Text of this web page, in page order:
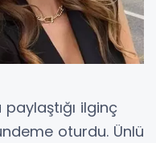
ilginç
oturdu. Ünlü